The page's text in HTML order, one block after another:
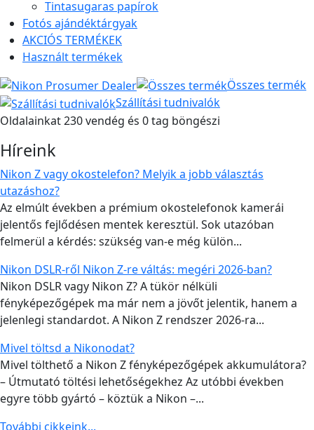
Tintasugaras papírok
Fotós ajándéktárgyak
AKCIÓS TERMÉKEK
Használt termékek
Összes termék
Szállítási tudnivalók
Oldalainkat 230 vendég és 0 tag böngészi
Híreink
Nikon Z vagy okostelefon? Melyik a jobb választás
utazáshoz?
Az elmúlt években a prémium okostelefonok kamerái
jelentős fejlődésen mentek keresztül. Sok utazóban
felmerül a kérdés: szükség van-e még külön...
Nikon DSLR-ről Nikon Z-re váltás: megéri 2026-ban?
Nikon DSLR vagy Nikon Z? A tükör nélküli
fényképezőgépek ma már nem a jövőt jelentik, hanem a
jelenlegi standardot. A Nikon Z rendszer 2026-ra...
Mivel töltsd a Nikonodat?
Mivel tölthető a Nikon Z fényképezőgépek akkumulátora?
– Útmutató töltési lehetőségekhez Az utóbbi években
egyre több gyártó – köztük a Nikon –...
További cikkeink...